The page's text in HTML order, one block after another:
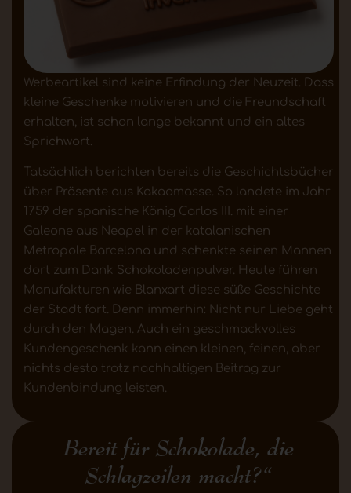
Werbeartikel sind keine Erfindung der Neuzeit. Dass
kleine Geschenke motivieren und die Freundschaft
erhalten, ist schon lange bekannt und ein altes
Sprichwort.
Tatsächlich berichten bereits die Geschichtsbücher
über Präsente aus Kakaomasse. So landete im Jahr
1759 der spanische König Carlos III. mit einer
Galeone aus Neapel in der katalanischen
Metropole Barcelona und schenkte seinen Mannen
dort zum Dank Schokoladenpulver. Heute führen
Manufakturen wie Blanxart diese süße Geschichte
der Stadt fort. Denn immerhin: Nicht nur Liebe geht
durch den Magen. Auch ein geschmackvolles
Kundengeschenk kann einen kleinen, feinen, aber
nichts desto trotz nachhaltigen Beitrag zur
Kundenbindung leisten.
Bereit für Schokolade, die
Schlagzeilen macht?“